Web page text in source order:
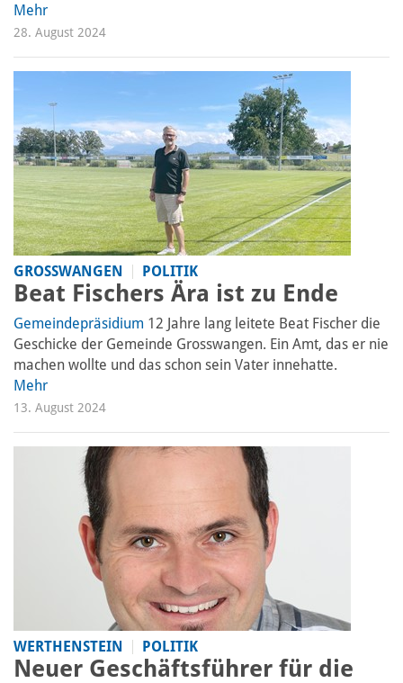
Mehr
28. August 2024
GROSSWANGEN POLITIK
Beat Fischers Ära ist zu Ende
Gemeindepräsidium 12 Jahre lang leitete Beat Fischer die
Geschicke der Gemeinde Grosswangen. Ein Amt, das er nie
machen wollte und das schon sein Vater innehatte.
Mehr
13. August 2024
WERTHENSTEIN POLITIK
Neuer Geschäftsführer für die